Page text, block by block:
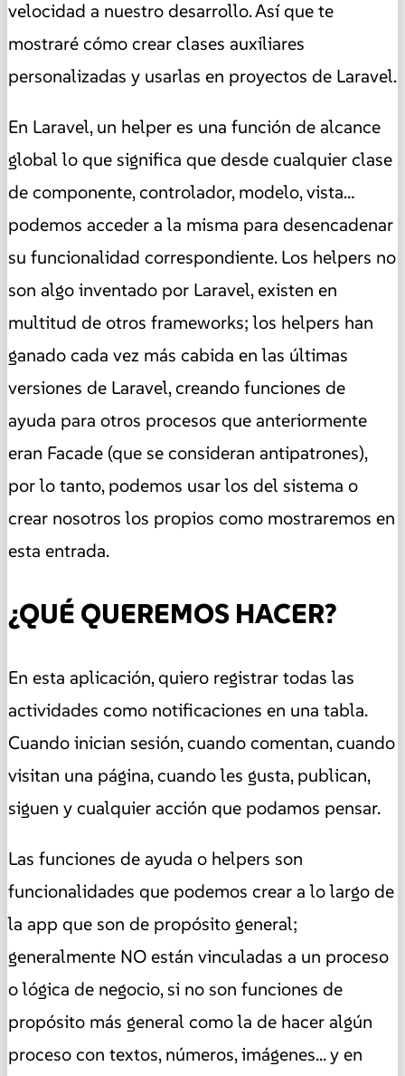
velocidad a nuestro desarrollo. Así que te
mostraré cómo crear clases auxiliares
personalizadas y usarlas en proyectos de Laravel.
En Laravel, un helper es una función de alcance
global lo que significa que desde cualquier clase
de componente, controlador, modelo, vista…
podemos acceder a la misma para desencadenar
su funcionalidad correspondiente. Los helpers no
son algo inventado por Laravel, existen en
multitud de otros frameworks; los helpers han
ganado cada vez más cabida en las últimas
versiones de Laravel, creando funciones de
ayuda para otros procesos que anteriormente
eran Facade (que se consideran antipatrones),
por lo tanto, podemos usar los del sistema o
crear nosotros los propios como mostraremos en
esta entrada.
¿QUÉ QUEREMOS HACER?
En esta aplicación, quiero registrar todas las
actividades como notificaciones en una tabla.
Cuando inician sesión, cuando comentan, cuando
visitan una página, cuando les gusta, publican,
siguen y cualquier acción que podamos pensar.
Las funciones de ayuda o helpers son
funcionalidades que podemos crear a lo largo de
la app que son de propósito general;
generalmente NO están vinculadas a un proceso
o lógica de negocio, si no son funciones de
propósito más general como la de hacer algún
proceso con textos, números, imágenes... y en